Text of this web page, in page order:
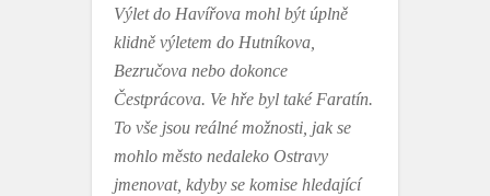
Výlet do Havířova mohl být úplně
klidně výletem do Hutníkova,
Bezručova nebo dokonce
Čestprácova. Ve hře byl také Faratín.
To vše jsou reálné možnosti, jak se
mohlo město nedaleko Ostravy
jmenovat, kdyby se komise hledající